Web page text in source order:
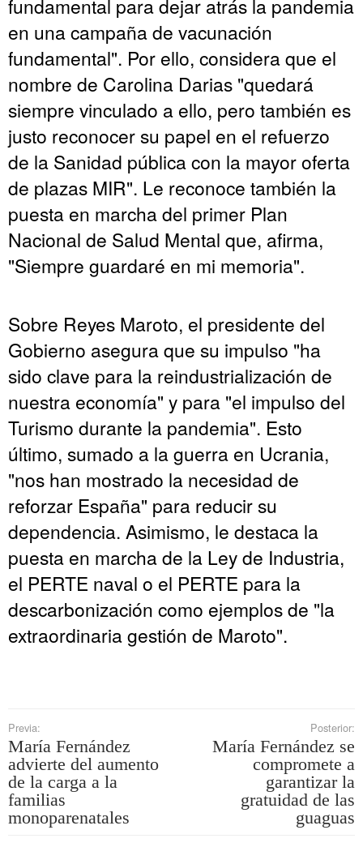
fundamental para dejar atrás la pandemia
en una campaña de vacunación
fundamental". Por ello, considera que el
nombre de Carolina Darias "quedará
siempre vinculado a ello, pero también es
justo reconocer su papel en el refuerzo
de la Sanidad pública con la mayor oferta
de plazas MIR". Le reconoce también la
puesta en marcha del primer Plan
Nacional de Salud Mental que, afirma,
"Siempre guardaré en mi memoria".
Sobre Reyes Maroto, el presidente del
Gobierno asegura que su impulso "ha
sido clave para la reindustrialización de
nuestra economía" y para "el impulso del
Turismo durante la pandemia". Esto
último, sumado a la guerra en Ucrania,
"nos han mostrado la necesidad de
reforzar España" para reducir su
dependencia. Asimismo, le destaca la
puesta en marcha de la Ley de Industria,
el PERTE naval o el PERTE para la
descarbonización como ejemplos de "la
extraordinaria gestión de Maroto".
Previa:
María Fernández
advierte del aumento
de la carga a la
familias
monoparenatales
Posterior:
María Fernández se
compromete a
garantizar la
gratuidad de las
guaguas